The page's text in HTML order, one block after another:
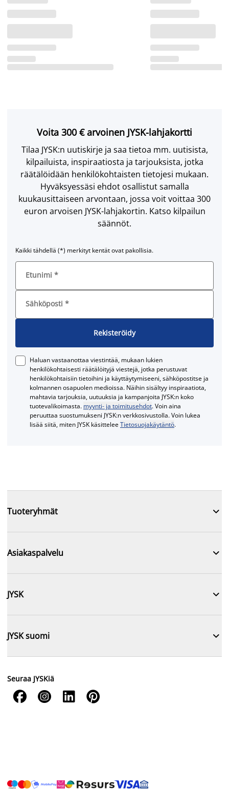
Voita 300 € arvoinen JYSK-lahjakortti
Tilaa JYSK:n uutiskirje ja saa tietoa mm. uutisista,
kilpailuista, inspiraatiosta ja tarjouksista, jotka
räätälöidään henkilökohtaisten tietojesi mukaan.
Hyväksyessäsi ehdot osallistut samalla
kuukausittaiseen arvontaan, jossa voit voittaa 300
euron arvoisen JYSK-lahjakortin. Katso kilpailun
säännöt.
Kaikki tähdellä (*) merkityt kentät ovat pakollisia.
Etunimi *
Sähköposti *
Rekisteröidy
Haluan vastaanottaa viestintää, mukaan lukien
henkilökohtaisesti räätälöityjä viestejä, jotka perustuvat
henkilökohtaisiin tietoihini ja käyttäytymiseeni, sähköpostitse ja
kolmannen osapuolen medioissa. Näihin sisältyy inspiraatiota,
mahtavia tarjouksia, uutuuksia ja kampanjoita JYSK:n koko
tuotevalikoimasta. myynti- ja toimitusehdot. Voin aina
peruuttaa suostumukseni JYSK:n verkkosivustolla. Voin lukea
lisää siitä, miten JYSK käsitteleeTietosuojakäytäntö.
Tuoteryhmät 
Asiakaspalvelu 
JYSK 
JYSK suomi 
Seuraa JYSKiä
   